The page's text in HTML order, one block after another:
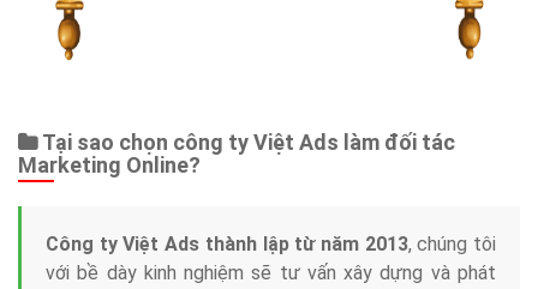
Tại sao chọn công ty Việt Ads làm đối tác
Marketing Online?
Công ty Việt Ads thành lập từ năm 2013, chúng tôi
với bề dày kinh nghiệm sẽ tư vấn xây dựng và phát